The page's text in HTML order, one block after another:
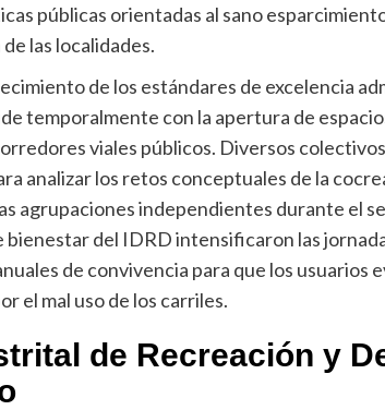
públicas orientadas al sano
las localidades.
de los estándares de excelencia
temporalmente con la apertura de
viales públicos. Diversos
analizar los retos conceptuales de la
agrupaciones independientes durante el
del IDRD intensificaron las
de convivencia para que los usuarios
el mal uso de los carriles.
de Recreación y